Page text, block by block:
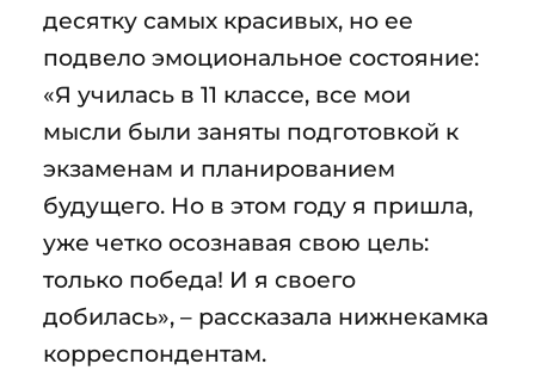
десятку самых красивых, но ее
подвело эмоциональное состояние:
«Я училась в 11 классе, все мои
мысли были заняты подготовкой к
экзаменам и планированием
будущего. Но в этом году я пришла,
уже четко осознавая свою цель:
только победа! И я своего
добилась», – рассказала нижнекамка
корреспондентам.